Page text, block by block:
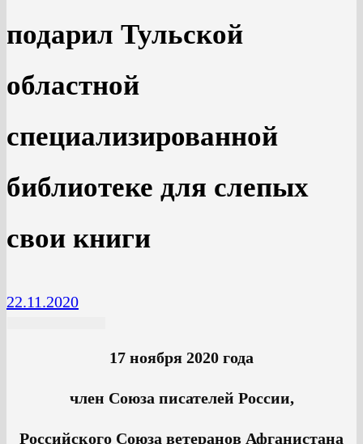
подарил Тульской
областной
специализированной
библиотеке для слепых
свои книги
22.11.2020
17 ноября 2020 года
член Союза писателей России,
Российского Союза ветеранов Афганистана